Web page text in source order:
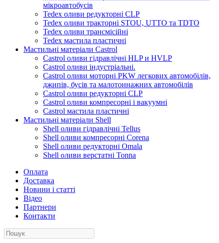
мікроавтобусів
Tedex оливи редукторні CLP
Tedex оливи тракторні STOU, UTTO та TDTO
Tedex оливи трансмісійні
Tedex мастила пластичні
Мастильні матеріали Castrol
Castrol оливи гідравлічні HLP и HVLP
Castrol оливи індустріальні.
Castrol оливи моторні PKW легкових автомобілів,
джипів, бусів та малотоннажних автомобілів
Castrol оливи редукторні CLP
Castrol оливи компресорні і вакуумні
Castrol мастила пластичні
Мастильні матеріали Shell
Shell оливи гідравлічні Tellus
Shell оливи компресорні Corena
Shell оливи редукторні Omala
Shell оливи верстатні Tonna
Оплата
Доставка
Новини і статті
Відео
Партнери
Контакти